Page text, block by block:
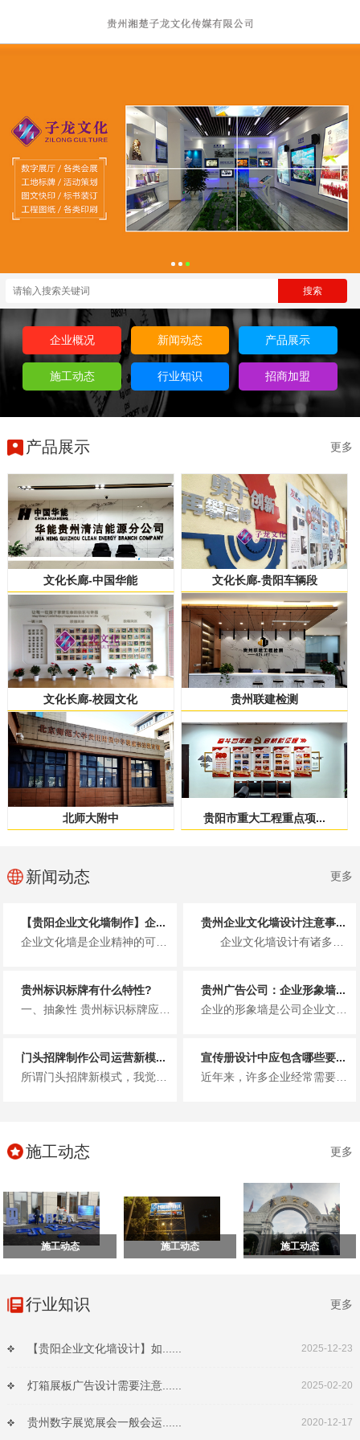
企业概况 新闻动态 产品展示
施工动态 行业知识 招商加盟
产品展示 更多
文化长廊-中国华能 文化长廊-贵阳车辆段
文化长廊-校园文化 贵州联建检测
北师大附中 贵阳市重大工程重点项...
新闻动态 更多
【贵阳企业文化墙制作】企...
企业文化墙是企业精神的可视化载体，其材质选择不仅影响视觉效果，更关乎耐用性、预算成本与品牌调性的契合度。选对材质，能让文...
贵州企业文化墙设计注意事...
贵州标识标牌有什么特性?
贵州广告公司：企业形象墙...
门头招牌制作公司运营新模...
所谓门头招牌新模式，我觉得目前貌似没什么太新的模式。目前广泛存在于门头招牌制作的模式，是广告公司接下门头活，找零散安装工...
宣传册设计中应包含哪些要...
近年来，许多企业经常需要依靠宣传册来进行营销推广。可以说，宣传册是一种非常有效的营销工具。对于各种宣传册设计公司，每年都...
施工动态 更多
施工动态 施工动态 施工动态
行业知识 更多
【贵阳企业文化墙设计】如...... 2025-12-23
灯箱展板广告设计需要注意...... 2025-02-20
贵州数字展览展会一般会运...... 2020-12-17